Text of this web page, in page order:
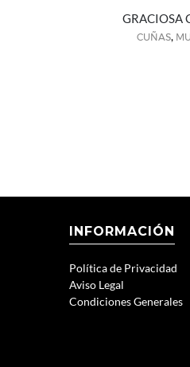
GRACIOSA
CUÑAS,
INFORMACIÓN
Política de Privacidad
Aviso Legal
Condiciones Generales